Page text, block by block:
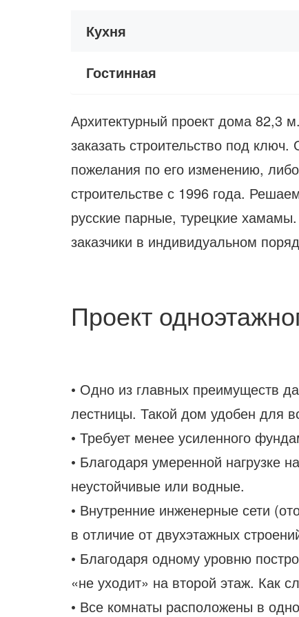
Кухня
Гостинная
Архитектурный проект дома 82,3
заказать строительство под
пожелания по его изменению,
строительстве с 1996 года.
русские парные, турецкие
заказчики в индивидуальном
Проект
• Одно из главных преимуществ
лестницы. Такой дом удобен для
• Требует менее усиленного
• Благодаря умеренной нагрузке
неустойчивые или водные.
• Внутренние инженерные сети
в отличие от двухэтажных
• Благодаря одному уровню
«не уходит» на второй этаж. Как
• Все комнаты расположены в